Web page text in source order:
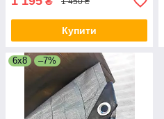
Купити
6x8 –7%